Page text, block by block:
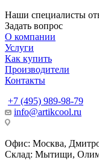
Наши специалисты
Задать вопрос
О компании
Услуги
Как купить
Производители
Контакты
+7 (495) 989-98-79
info@artikcool.ru
Офис: Москва,
Склад: Мытищи,